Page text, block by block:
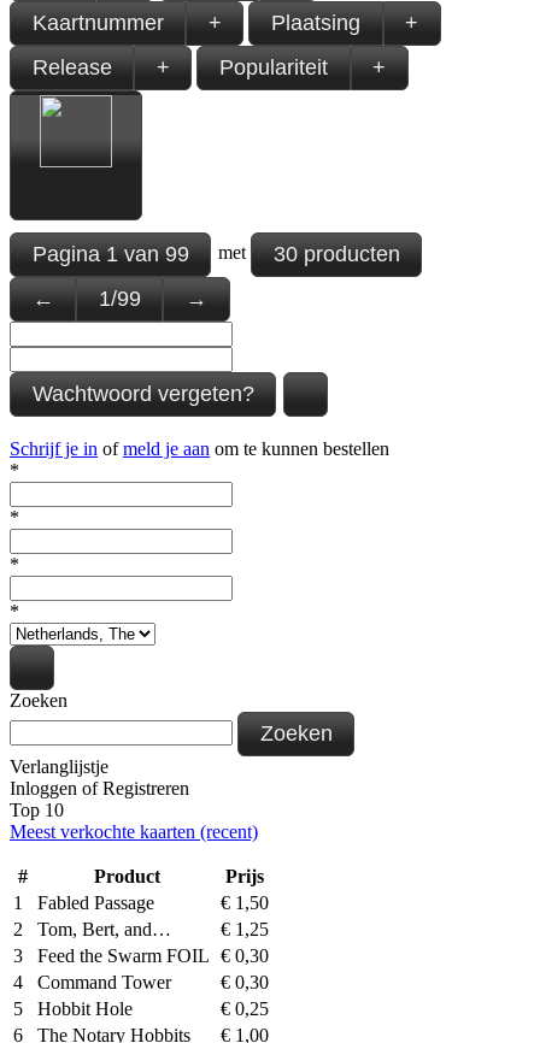
Kaartnummer
+ Plaatsing
+
Release
+ Populariteit +
Pagina1van99 met
30 producten
←
1/99 →
Wachtwoord vergeten?
Schrijf je in ofmeld je aan om te kunnen bestellen
*
*
*
*
Zoeken
Zoeken
Verlanglijstje
Inloggen ofRegistreren
Top 10
Meest verkochte kaarten (recent)
# Product
Prijs
1
Fabled Passage € 1,50
2
Tom, Bert, and… € 1,25
3
Feed the Swarm FOIL € 0,30
4
Command Tower € 0,30
5
Hobbit Hole € 0,25
6
The Notary Hobbits € 1,00